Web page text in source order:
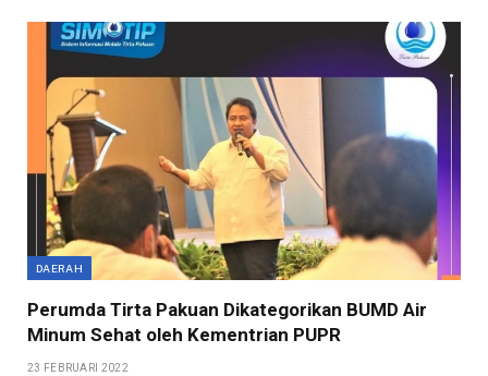
DAERAH
Perumda Tirta Pakuan Dikategorikan BUMD Air
Minum Sehat oleh Kementrian PUPR
23 FEBRUARI 2022